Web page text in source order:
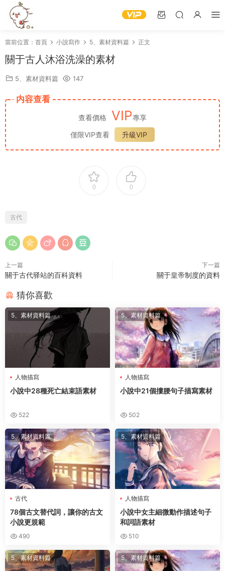
當前位置： 首頁 小說寫作 5、素材資料篇 正文
關于古人沐浴洗澡的素材
5、素材資料篇 147
内容查看
查看價格 VIP專享
僅限VIP查看
升級VIP
0 0
古代
上一篇
關于古代驿站的百科資料
下一篇
關于皇帝制度的資料
猜你喜歡
5、素材資料篇
人物描寫
小說中28種死亡結束語素材
522
5、素材資料篇
人物描寫
小說中21個摟腰句子描寫素材
502
5、素材資料篇
古代
78個古文替代詞，讓你的古文
小說更規範
490
5、素材資料篇
人物描寫
小說中女主細微動作描述句子
和詞語素材
510
5、素材資料篇 5、素材資料篇